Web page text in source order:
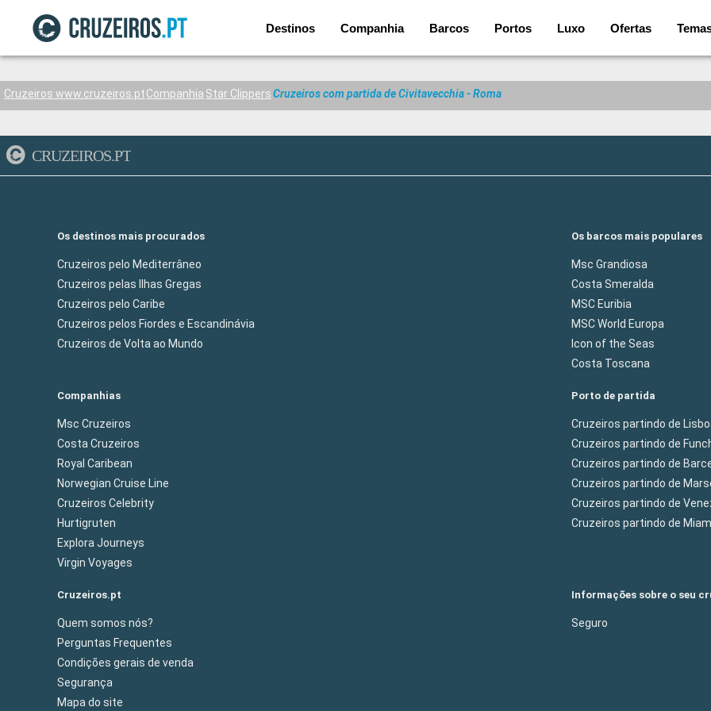
Destinos Companhia Barcos Portos Luxo Ofertas
Cruzeiros www.cruzeiros.ptCompanhia Star ClippersCruzeiros com partida de Civitavecchia - Roma
CRUZEIROS.PT
Os destinos mais procurados
Cruzeiros pelo Mediterrâneo
Cruzeiros pelas Ilhas Gregas
Cruzeiros pelo Caribe
Cruzeiros pelos Fiordes e Escandinávia
Cruzeiros de Volta ao Mundo
Os barcos mais populares
Msc Grandiosa
Costa Smeralda
MSC Euribia
MSC World Europa
Icon of the Seas
Costa Toscana
Companhias
Msc Cruzeiros
Costa Cruzeiros
Royal Caribean
Norwegian Cruise Line
Cruzeiros Celebrity
Hurtigruten
Explora Journeys
Virgin Voyages
Porto de partida
Cruzeiros partindo de
Cruzeiros partindo de
Cruzeiros partindo de
Cruzeiros partindo de
Cruzeiros partindo de
Cruzeiros partindo de Miam
Cruzeiros.pt
Quem somos nós?
Perguntas Frequentes
Condições gerais de venda
Segurança
Mapa do site
Informações sobre o seu
Seguro